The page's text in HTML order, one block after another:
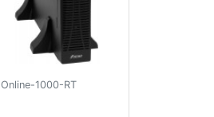
Online-1000-RT